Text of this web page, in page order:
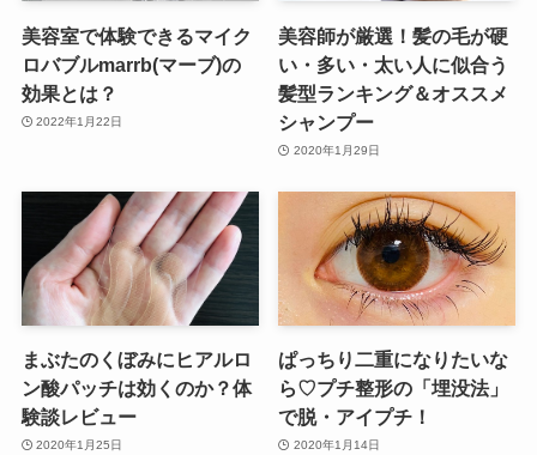
美容室で体験できるマイク
ロバブルmarrb(マーブ)の
効果とは？
2022年1月22日
美容師が厳選！髪の毛が硬
い・多い・太い人に似合う
髪型ランキング＆オススメ
シャンプー
2020年1月29日
まぶたのくぼみにヒアルロ
ン酸パッチは効くのか？体
験談レビュー
2020年1月25日
ぱっちり二重になりたいな
ら♡プチ整形の「埋没法」
で脱・アイプチ！
2020年1月14日